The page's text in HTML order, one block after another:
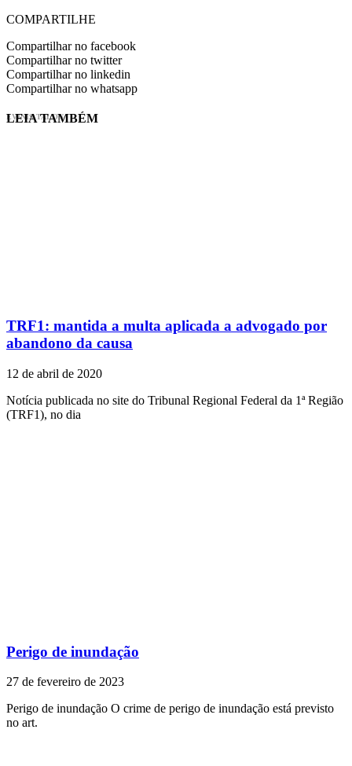
COMPARTILHE
Compartilhar no facebook
Compartilhar no twitter
Compartilhar no linkedin
Compartilhar no whatsapp
EVINIS TALON
LEIA TAMBÉM
TRF1: mantida a multa aplicada a advogado por
abandono da causa
12 de abril de 2020
Notícia publicada no site do Tribunal Regional Federal da 1ª Região
(TRF1), no dia
Perigo de inundação
27 de fevereiro de 2023
Perigo de inundação O crime de perigo de inundação está previsto
no art.